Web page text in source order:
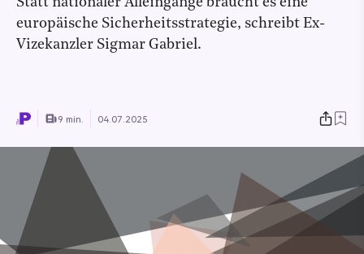
europäische Sicherheitsstrategie, schreibt Ex-
Vizekanzler Sigmar Gabriel.
9 min. 04.07.2025